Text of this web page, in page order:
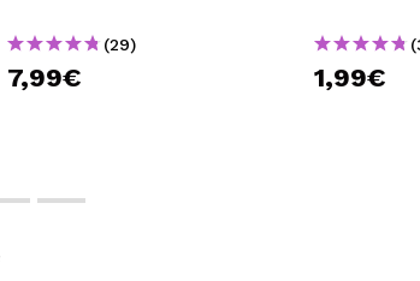
(29)
7,99€ 1,99€